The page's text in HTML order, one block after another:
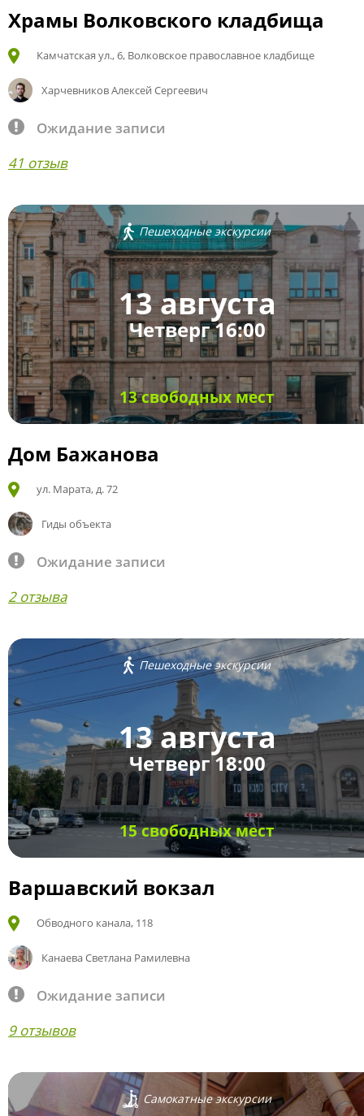
Храмы Волковского кладбища
Камчатская ул., 6, Волковское православное кладбище
Харчевников Алексей Сергеевич
Ожидание записи
41 отзыв
Пешеходные экскурсии
13 августа
Четверг 16:00
13 свободных мест
Дом Бажанова
ул. Марата, д. 72
Гиды объекта
Ожидание записи
2 отзыва
Пешеходные экскурсии
13 августа
Четверг 18:00
15 свободных мест
Варшавский вокзал
Обводного канала, 118
Канаева Светлана Рамилевна
Ожидание записи
9 отзывов
Самокатные экскурсии